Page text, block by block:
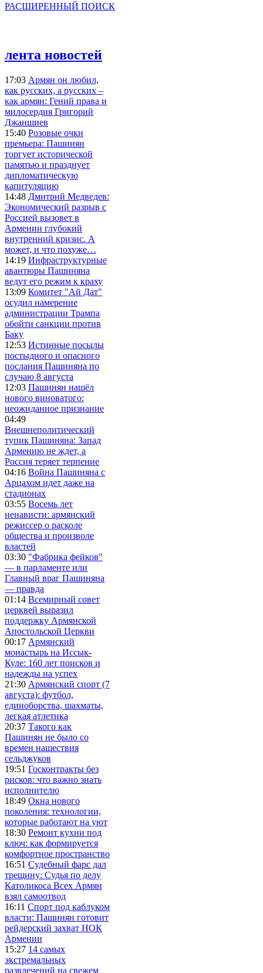
РАСШИРЕННЫЙ ПОИСК
лента новостей
17:03 Армян он любил,
как русских, а русских –
как армян: Гений права и
милосердия Григорий
Джаншиев
15:40 Розовые очки
премьера: Пашинян
торгует исторической
памятью и празднует
дипломатическую
капитуляцию
14:48 Дмитрий Медведев:
Экономический разрыв с
Россией вызовет в
Армении глубокий
внутренний кризис. А
может, и что похуже…
14:19 Инфраструктурные
авантюры Пашиняна
ведут его режим к краху
13:09 Комитет "Ай Дат"
осудил намерение
администрации Трампа
обойти санкции против
Баку
12:53 Истинные посылы
постыдного и опасного
послания Пашиняна по
случаю 8 августа
12:03 Пашинян нашёл
нового виноватого:
неожиданное признание
04:49
Внешнеполитический
тупик Пашиняна: Запад
Армению не ждет, а
Россия теряет терпение
04:16 Война Пашиняна с
Арцахом идет даже на
стадионах
03:55 Восемь лет
ненависти: армянский
режиссер о расколе
общества и произволе
властей
03:30 "Фабрика фейков"
— в парламенте или
Главный враг Пашиняна
— правда
01:14 Всемирный совет
церквей выразил
поддержку Армянской
Апостольской Церкви
00:17 Армянский
монастырь на Иссык-
Куле: 160 лет поисков и
надежды на успех
21:30 Армянский спорт (7
августа): футбол,
единоборства, шахматы,
легкая атлетика
20:37 Такого как
Пашинян не было со
времен нашествия
сельджуков
19:51 Госконтракты без
рисков: что важно знать
исполнителю
18:49 Окна нового
поколения: технологии,
которые работают на уют
18:30 Ремонт кухни под
ключ: как формируется
комфортное пространство
16:51 Судебный фарс дал
трещину: Судья по делу
Католикоса Всех Армян
взял самоотвод
16:11 Спорт под каблуком
власти: Пашинян готовит
рейдерский захват НОК
Армении
15:27 14 самых
экстремальных
развлечений на свежем